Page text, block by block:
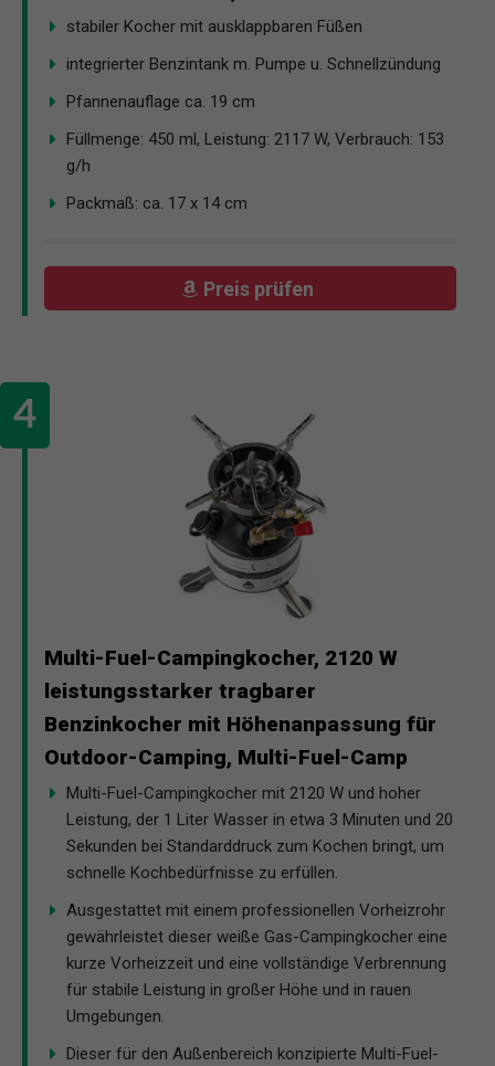
stabiler Kocher mit ausklappbaren Füßen
integrierter Benzintank m. Pumpe u. Schnellzündung
Pfannenauflage ca. 19 cm
Füllmenge: 450 ml, Leistung: 2117 W, Verbrauch: 153
g/h
Packmaß: ca. 17 x 14 cm
Preis prüfen
Multi-Fuel-Campingkocher, 2120 W
leistungsstarker tragbarer
Benzinkocher mit Höhenanpassung für
Outdoor-Camping, Multi-Fuel-Camp
Multi-Fuel-Campingkocher mit 2120 W und hoher
Leistung, der 1 Liter Wasser in etwa 3 Minuten und 20
Sekunden bei Standarddruck zum Kochen bringt, um
schnelle Kochbedürfnisse zu erfüllen.
Ausgestattet mit einem professionellen Vorheizrohr
gewährleistet dieser weiße Gas-Campingkocher eine
kurze Vorheizzeit und eine vollständige Verbrennung
für stabile Leistung in großer Höhe und in rauen
Umgebungen.
Dieser für den Außenbereich konzipierte Multi-Fuel-